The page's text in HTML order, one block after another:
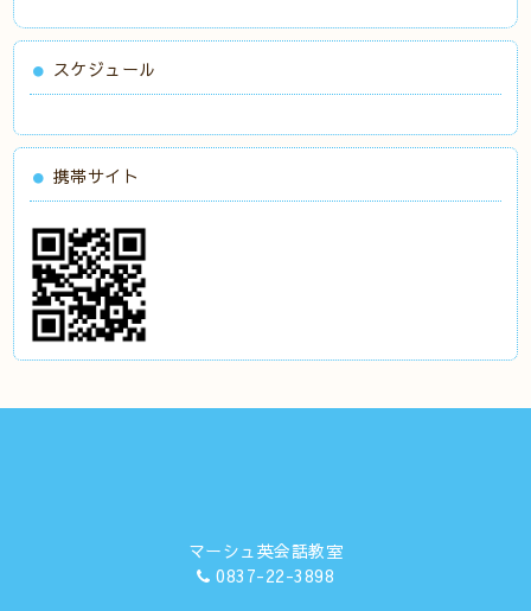
スケジュール
携帯サイト
マーシュ英会話教室
0837-22-3898